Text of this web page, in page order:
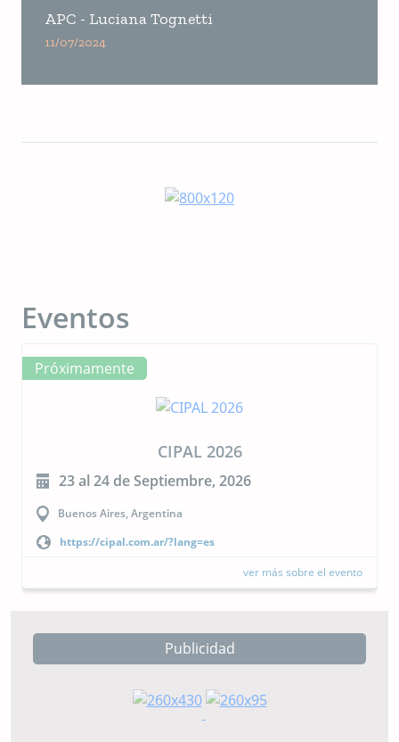
APC - Luciana Tognetti
11/07/2024
Eventos
Próximamente
CIPAL 2026
23 al 24 de Septiembre, 2026
Buenos Aires, Argentina
https://cipal.com.ar/?lang=es
ver más sobre el evento
Publicidad